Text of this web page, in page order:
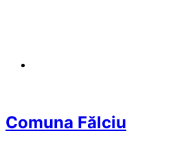
Comuna Fălciu